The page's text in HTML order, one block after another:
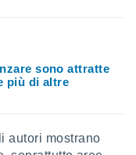
sono attratte
più di altre
autori mostrano